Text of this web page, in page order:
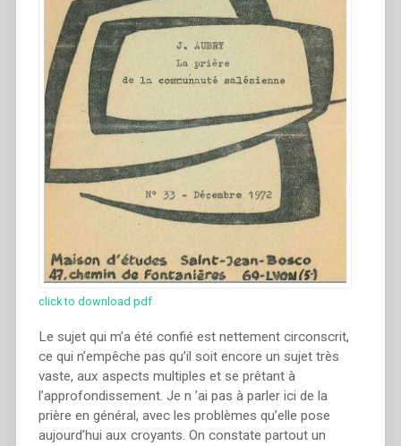
click to download pdf
Le sujet qui m’a été confié est nettement circonscrit,
ce qui n’empêche pas qu’il soit encore un sujet très
vaste, aux aspects multiples et se prêtant à
l’approfondissement. Je n ’ai pas à parler ici de la
prière en général, avec les problèmes qu’elle pose
aujourd’hui aux croyants. On constate partout un